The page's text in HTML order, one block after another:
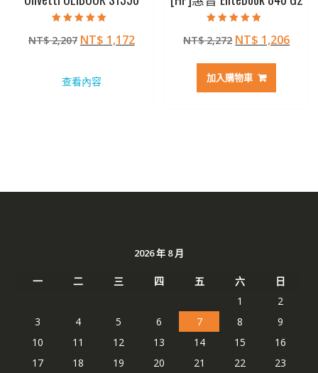
5.00
滿分 5
NT$2,207 原
格：
NT$ 1,172目
查看內容
4.50
滿分 5
NT$2,272 原
價
格：
NT$ 1,206目
加入購物車
2026 年 8 月
一 二 三 四 五 六
日
1
2
3
4 5 6 7 8
9
10
11 12 13 14 15
16
17
18 19 20 21 22
23